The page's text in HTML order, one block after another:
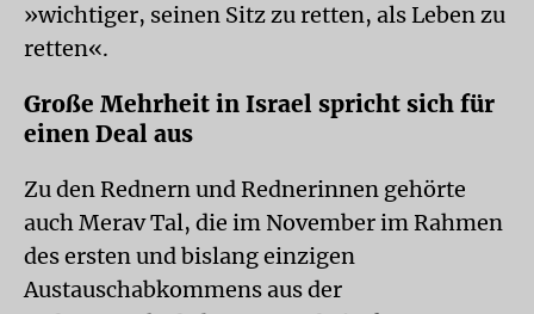
»wichtiger, seinen Sitz zu retten, als Leben zu
retten«.
Große Mehrheit in Israel spricht sich für
einen Deal aus
Zu den Rednern und Rednerinnen gehörte
auch Merav Tal, die im November im Rahmen
des ersten und bislang einzigen
Austauschabkommens aus der